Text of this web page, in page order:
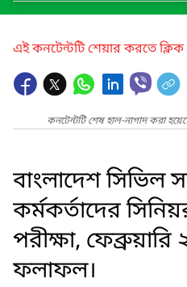
এই কনটেন্টটি শেয়ার করতে
কনটেন্টটি শেষ হাল-নাগাদ করা
বাংলাদেশ সিভিল
কর্মকর্তাদের
পরীক্ষা,
ফলাফল।